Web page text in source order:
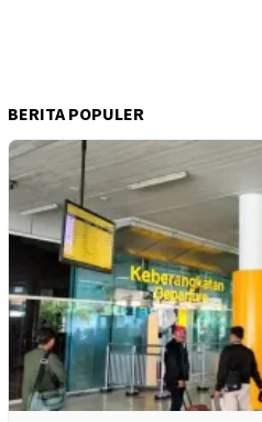
BERITA POPULER